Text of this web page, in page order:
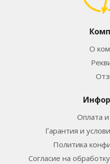
О
Оплата и
Гарантия и
Политика
Согласие на